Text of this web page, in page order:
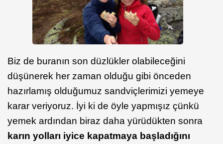
Biz de buranın son düzlükler olabileceğini
düşünerek her zaman olduğu gibi önceden
hazırlamış olduğumuz sandviçlerimizi yemeye
karar veriyoruz. İyi ki de öyle yapmışız çünkü
yemek ardından biraz daha yürüdükten sonra
karın yolları iyice kapatmaya başladığını